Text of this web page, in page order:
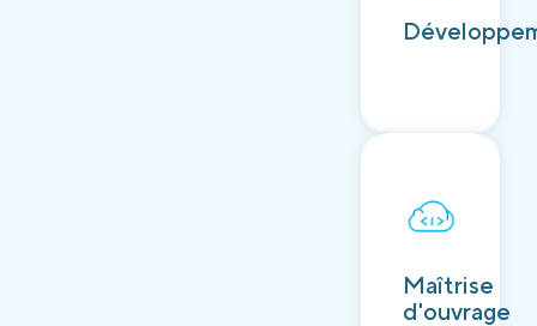
Maîtrise
d'ouvrage